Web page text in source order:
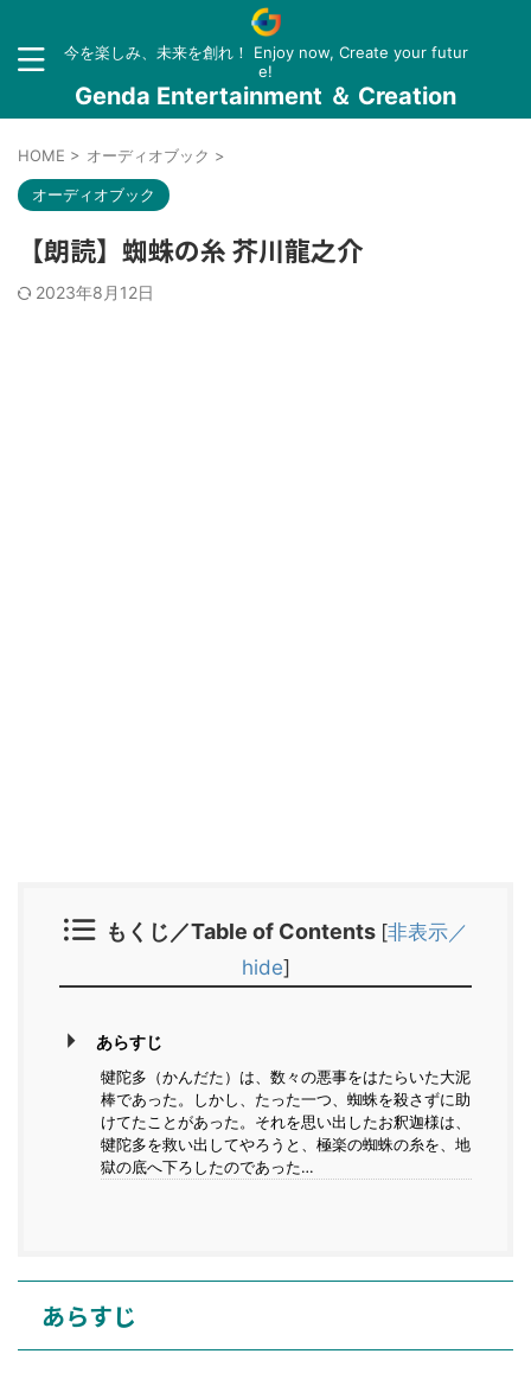
今を楽しみ、未来を創れ！ Enjoy now, Create your futur
e!
Genda Entertainment ＆ Creation
HOME > オーディオブック >
オーディオブック
【朗読】蜘蛛の糸 芥川龍之介
2023年8月12日
もくじ／Table of Contents [非表示／
hide]
あらすじ
犍陀多（かんだた）は、数々の悪事をはたらいた大泥
棒であった。しかし、たった一つ、蜘蛛を殺さずに助
けてたことがあった。それを思い出したお釈迦様は、
犍陀多を救い出してやろうと、極楽の蜘蛛の糸を、地
獄の底へ下ろしたのであった…
あらすじ